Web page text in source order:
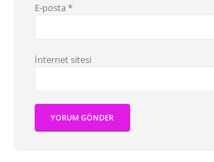
E-posta *
İnternet sitesi